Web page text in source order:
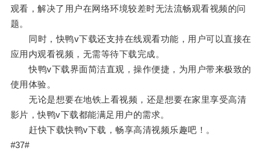
观看，解决了用户在网络环境较差时无法流畅观看视频的问
题。
同时，快鸭v下载还支持在线观看功能，用户可以直接在
应用内观看视频，无需等待下载完成。
快鸭v下载界面简洁直观，操作便捷，为用户带来极致的
使用体验。
无论是想要在地铁上看视频，还是想要在家里享受高清
影片，快鸭v下载都能满足用户的需求。
赶快下载快鸭v下载，畅享高清视频乐趣吧！。
#37#